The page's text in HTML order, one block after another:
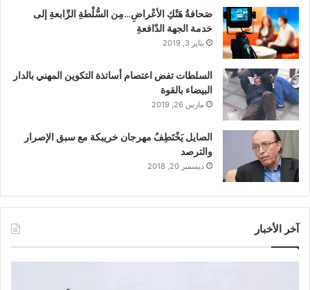
صَحافةُ هَتْكِ الأعْراضِ…مِن السُّلْطةِ الرِّابعةِ إلى
خدمة الجهة الدّافعةِ
يناير 3, 2019
السلطات تفض اعتصام أساتذة التكوين المهني بالدار
البيضاء بالقوة
مارس 26, 2019
الصايل يَخْتَطِفُ مهرجان خريبكة مع سبق الإصرار
والترصد
ديسمبر 20, 2018
آخر الأخبار